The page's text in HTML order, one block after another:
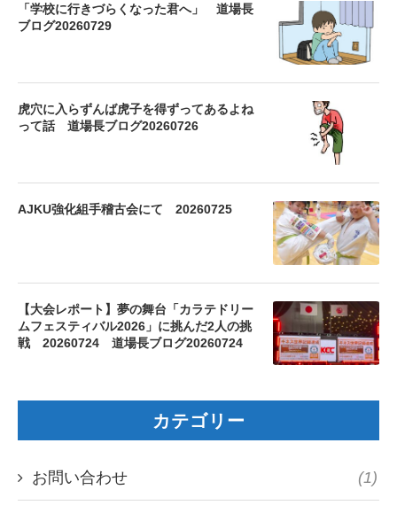
「学校に行きづらくなった君へ」 道場長
ブログ20260729
虎穴に入らずんば虎子を得ずってあるよね
って話 道場長ブログ20260726
AJKU強化組手稽古会にて 20260725
【大会レポート】夢の舞台「カラテドリー
ムフェスティバル2026」に挑んだ2人の挑
戦 20260724 道場長ブログ20260724
カテゴリー
お問い合わせ (1)